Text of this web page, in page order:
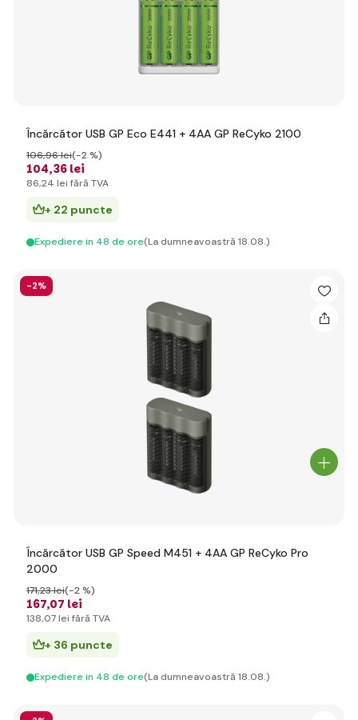
Încărcător USB GP Eco E441 + 4AA GP ReCyko 2100
104,36 lei
106,96 lei(-2 %)
86,24 lei fără TVA
+ 22 puncte
Expediere in 48 de ore(La dumneavoastră 18.08.)
-2%
Încărcător USB GP Speed M451 + 4AA GP ReCyko Pro
2000
167,07 lei
171,23 lei(-2 %)
138,07 lei fără TVA
+ 36 puncte
Expediere in 48 de ore(La dumneavoastră 18.08.)